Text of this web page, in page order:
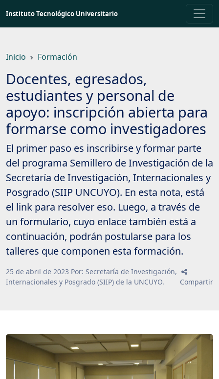
contenido
Instituto Tecnológico Universitario
Inicio Formación
Docentes, egresados,
estudiantes y personal de
apoyo: inscripción abierta para
formarse como investigadores
El primer paso es inscribirse y formar parte
del programa Semillero de Investigación de la
Secretaría de Investigación, Internacionales y
Posgrado (SIIP UNCUYO). En esta nota, está
el link para resolver eso. Luego, a través de
un formulario, cuyo enlace también está a
continuación, podrán postularse para los
talleres que componen esta formación.
25 de abril de 2023 Por: Secretaría de Investigación,
Internacionales y Posgrado (SIIP) de la UNCUYO.
Compartir